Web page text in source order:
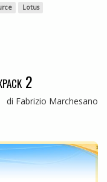
Lotus
2
di Fabrizio Marchesano